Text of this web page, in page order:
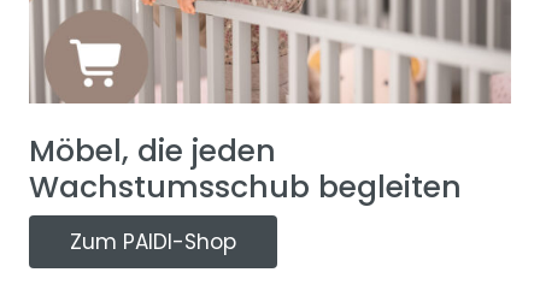
Möbel, die jeden
Wachstumsschub begleiten
Zum PAIDI-Shop